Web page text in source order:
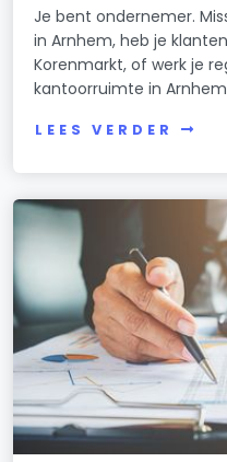
Je bent ondernemer.
in Arnhem, heb je
Korenmarkt, of werk je
kantoorruimte in
LEES VERDER